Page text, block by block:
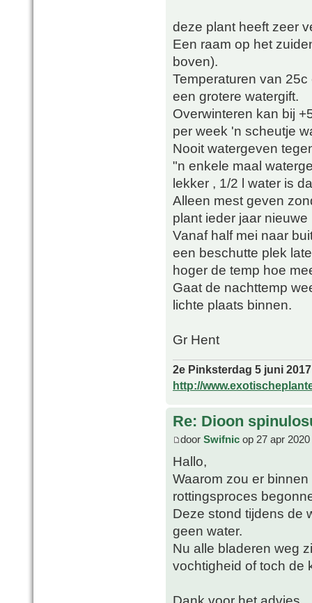
deze plant heeft zeer
Een raam op het
boven).
Temperaturen van
een grotere watergift.
Overwinteren kan bij
per week 'n scheutje
Nooit watergeven
"n enkele maal
lekker , 1/2 l water is
Alleen mest geven
plant ieder jaar
Vanaf half mei naar
een beschutte plek
hoger de temp hoe
Gaat de nachttemp
lichte plaats binnen.
Gr Hent
2e Pinksterdag 5 juni
http://
Re: Dioon
door Swifnic op 27 apr
Hallo,
Waarom zou er
rottingsproces
Deze stond tijdens de
geen water.
Nu alle bladeren weg
vochtigheid of toch de